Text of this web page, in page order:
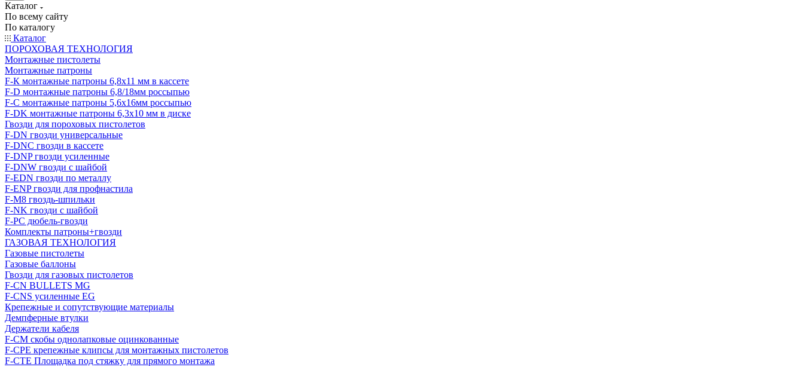
Каталог
По всему сайту
По каталогу
Каталог
ПОРОХОВАЯ ТЕХНОЛОГИЯ
Монтажные пистолеты
Монтажные патроны
F-К монтажные патроны 6,8х11 мм в кассете
F-D монтажные патроны 6,8/18мм россыпью
F-C монтажные патроны 5,6х16мм россыпью
F-DK монтажные патроны 6,3х10 мм в диске
Гвозди для пороховых пистолетов
F-DN гвозди универсальные
F-DNC гвозди в кассете
F-DNP гвозди усиленные
F-DNW гвозди с шайбой
F-EDN гвозди по металлу
F-ENP гвозди для профнастила
F-M8 гвоздь-шпильки
F-NK гвозди с шайбой
F-PC дюбель-гвозди
Комплекты патроны+гвозди
ГАЗОВАЯ ТЕХНОЛОГИЯ
Газовые пистолеты
Газовые баллоны
Гвозди для газовых пистолетов
F-CN BULLETS MG
F-CNS усиленные EG
Крепежные и сопутствующие материалы
Демпферные втулки
Держатели кабеля
F-CM скобы однолапковые оцинкованные
F-CPE крепежные клипсы для монтажных пистолетов
F-CTE Площадка под стяжку для прямого монтажа